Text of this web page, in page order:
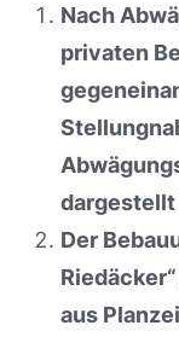
Nach
privaten
Der
aus